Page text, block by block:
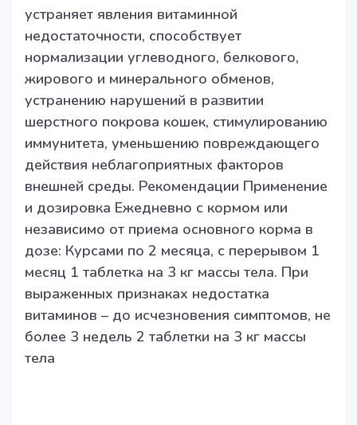
устраняет явления витаминной
недостаточности, способствует
нормализации углеводного, белкового,
жирового и минерального обменов,
устранению нарушений в развитии
шерстного покрова кошек, стимулированию
иммунитета, уменьшению повреждающего
действия неблагоприятных факторов
внешней среды. Рекомендации Применение
и дозировка Ежедневно с кормом или
независимо от приема основного корма в
дозе: Курсами по 2 месяца, с перерывом 1
месяц 1 таблетка на 3 кг массы тела. При
выраженных признаках недостатка
витаминов – до исчезновения симптомов, не
более 3 недель 2 таблетки на 3 кг массы
тела